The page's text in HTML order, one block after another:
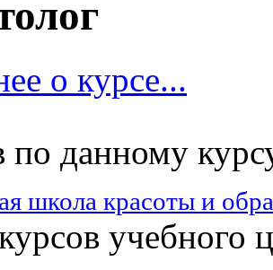
о курсе...
по данному
школа красоты и
учебного